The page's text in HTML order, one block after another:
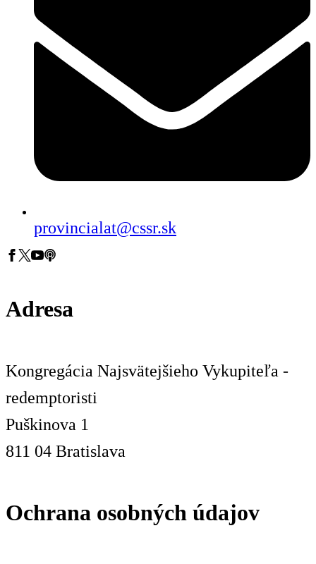
provincialat@cssr.sk
Adresa
Kongregácia Najsvätejšieho Vykupiteľa -
redemptoristi
Puškinova 1
811 04 Bratislava
Ochrana osobných údajov